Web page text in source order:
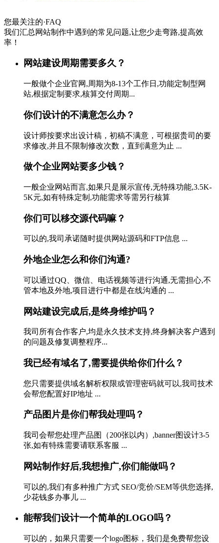
您最关注的·FAQ
我们汇总网站制作中遇到的常见问题,让您少走弯路,提高效
率！
网站建设周期需要多久？
一般做个企业官网,周期为8-13个工作日,功能定制型网
站,根据定制要求,核算交付周期...
你们设计的不满意怎么办？
设计师按要求出设计稿，初稿不满意，可根据贵司的要
求修改,并且不限制修改次数，直到满意为止 ...
做个企业网站要多少钱？
一般企业网站而言,如果只是展示宣传,无特殊功能,3.5K-
5K元,如有特殊定制,功能需求等需另行核算
你们可以移交源代码嘛？
可以的,我司承诺随时提供网站源码和FTP信息 ...
外地企业怎么和你们沟通?
可以通过QQ、微信、电话视频等进行沟通,无需担心,不
管本地及外地,项目进行中都是在线沟通的 ...
网站建设完成后,是终身维护吗？
我司所有合作客户,均是永久技术支持,终身解决客户遇到
的问题及修复调整程序...
我已经有域名了,需要提供给你们什么？
您只需要提供域名解析权限或管理密码就可以,我司技术
会帮您配置好IP地址 ...
产品图片是你们帮我处理吗？
我司会帮您处理产品图（200张以内）,banner图设计3-5
张,如有特殊需要请联系客服 ...
网站制作好后,我想推广,你们能做吗？
可以的,我们有多种推广方式 SEO/竞价/SEM等供您选择,
少花钱多办事儿 ...
能帮我们设计一个简单的LOGO吗？
可以的，如果只需要一个logo图标，我们是免费帮您设